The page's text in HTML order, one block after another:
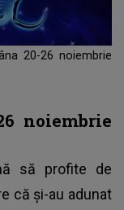
20-26 noiembrie
noiembrie
să profite de
că și-au adunat